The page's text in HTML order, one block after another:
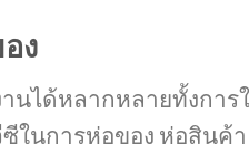
ง
ด้หลากหลายทั้งการใ
นการห่อของ ห่อสินค้า